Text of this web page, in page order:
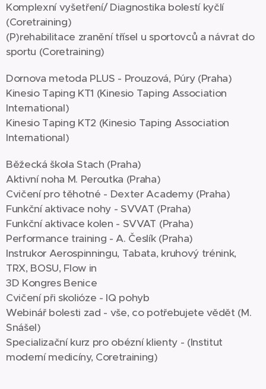
Komplexní vyšetření/ Diagnostika bolestí kyčlí
(Coretraining)
(P)rehabilitace zranění třísel u sportovců a návrat do
sportu (Coretraining)
Dornova metoda PLUS - Prouzová, Púry (Praha)
Kinesio Taping KT1 (Kinesio Taping Association
International)
Kinesio Taping KT2 (Kinesio Taping Association
International)
Běžecká škola Stach (Praha)
Aktivní noha M. Peroutka (Praha)
Cvičení pro těhotné - Dexter Academy (Praha)
Funkční aktivace nohy - SVVAT (Praha)
Funkční aktivace kolen - SVVAT (Praha)
Performance training - A. Česlík (Praha)
Instrukor Aerospinningu, Tabata, kruhový trénink,
TRX, BOSU, Flow in
3D Kongres Benice
Cvičení při skolióze - IQ pohyb
Webinář bolesti zad - vše, co potřebujete vědět (M.
Snášel)
Specializační kurz pro obézní klienty - (Institut
moderní medicíny, Coretraining)